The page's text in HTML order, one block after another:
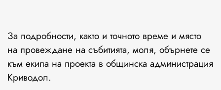
За подробности, както и точното време и място
на провеждане на събитията, моля, обърнете се
към екипа на проекта в общинска администрация
Криводол.